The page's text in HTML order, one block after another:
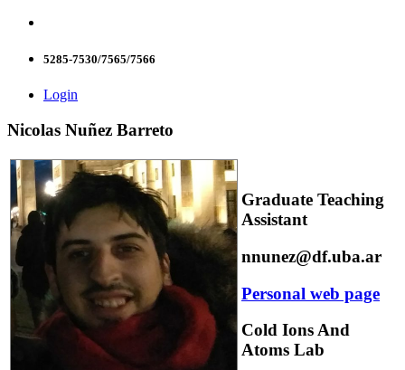
5285-7530/7565/7566
Login
Nicolas Nuñez Barreto
Graduate Teaching
Assistant
nnunez@df.uba.ar
Personal web page
Cold Ions And
Atoms Lab